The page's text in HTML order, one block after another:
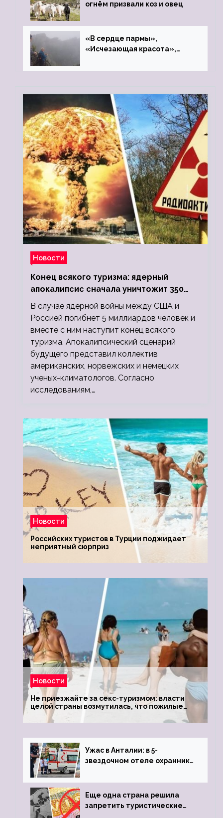
огнём призвали коз и овец
«В сердце пармы»,
«Исчезающая красота»,
Новости
Конец всякого туризма: ядерный
апокалипсис сначала уничтожит 350
миллионов, а потом 5 миллиардов
людей
В случае ядерной войны между США и
Россией погибнет 5 миллиардов человек и
вместе с ним наступит конец всякого
туризма. Апокалипсический сценарий
будущего представил коллектив
американских, норвежских и немецких
ученых-климатологов. Согласно
исследованиям,…
Новости
Российских туристов в Турции поджидает
неприятный сюрприз
Новости
Не приезжайте за секс-туризмом: власти
целой страны возмутилась, что пожилые
туристки массово едут к ним, чтобы
обзавестись молодыми любовниками
Ужас в Анталии: в 5-
звездочном отеле охранник
пистолета
Еще одна страна решила
запретить туристические